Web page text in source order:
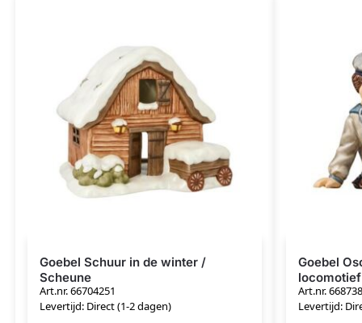
Goebel Schuur in de winter /
Scheune
Art.nr. 66704251
Levertijd: Direct (1-2 dagen)
Goebel
locomotief
Art.nr.
Levertijd: